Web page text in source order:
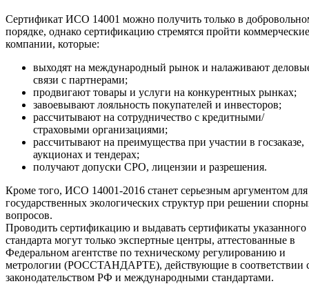
Сертификат ИСО 14001 можно получить только в
порядке, однако сертификацию стремятся пройти коммерческие
компании, которые:
выходят на международный рынок и налаживают
связи с партнерами;
продвигают товары и услуги на конкурентных рынках;
завоевывают лояльность покупателей и инвесторов;
рассчитывают на сотрудничество с кредитными/
страховыми организациями;
рассчитывают на преимущества при участии в госзаказе,
аукционах и тендерах;
получают допуски СРО, лицензии и разрешения.
Кроме того, ИСО 14001-2016 станет серьезным аргументом для
государственных экологических структур при решении
вопросов.
Проводить сертификацию и выдавать сертификаты указанного
стандарта могут только экспертные центры, аттестованные в
Федеральном агентстве по техническому регулированию и
метрологии (РОССТАНДАРТЕ), действующие в соответствии
законодательством РФ и международными стандартами.